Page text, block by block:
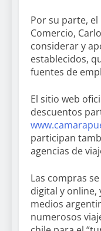
Por su parte,
Comercio,
considerar y
establecidos,
fuentes de
El sitio web
descuentos
participan
agencias de
Las compras
digital y online,
medios
numerosos